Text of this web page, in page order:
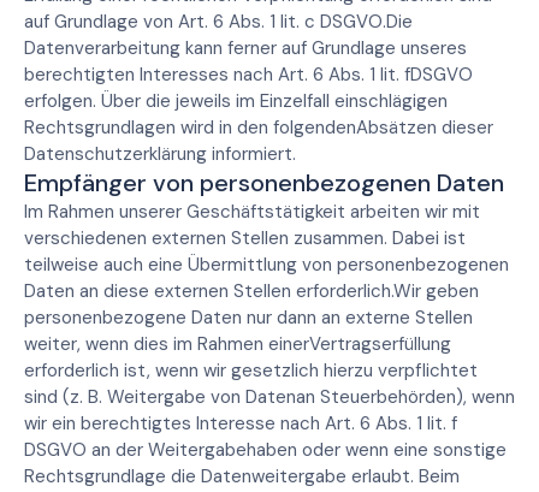
auf Grundlage von Art. 6 Abs. 1 lit. c DSGVO.Die
Datenverarbeitung kann ferner auf Grundlage unseres
berechtigten Interesses nach Art. 6 Abs. 1 lit. fDSGVO
erfolgen. Über die jeweils im Einzelfall einschlägigen
Rechtsgrundlagen wird in den folgendenAbsätzen dieser
Datenschutzerklärung informiert.
Empfänger von personenbezogenen Daten
Im Rahmen unserer Geschäftstätigkeit arbeiten wir mit
verschiedenen externen Stellen zusammen. Dabei ist
teilweise auch eine Übermittlung von personenbezogenen
Daten an diese externen Stellen erforderlich.Wir geben
personenbezogene Daten nur dann an externe Stellen
weiter, wenn dies im Rahmen einerVertragserfüllung
erforderlich ist, wenn wir gesetzlich hierzu verpflichtet
sind (z. B. Weitergabe von Datenan Steuerbehörden), wenn
wir ein berechtigtes Interesse nach Art. 6 Abs. 1 lit. f
DSGVO an der Weitergabehaben oder wenn eine sonstige
Rechtsgrundlage die Datenweitergabe erlaubt. Beim